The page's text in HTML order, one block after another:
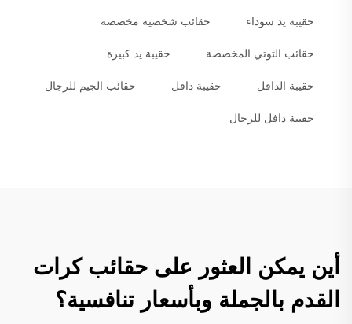
حقيبة يد سوداء حقائب شخصية مخصصة
حقائب التوتي المخصصة حقيبة يد كبيرة
حقيبة الدافل حقيبة دافل حقائب الجيم للرجال
حقيبة دافل للرجال
أين يمكن العثور على حقائب كرات
القدم بالجملة وبأسعار تنافسية؟